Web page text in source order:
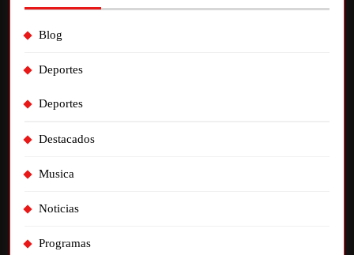
Blog
Deportes
Deportes
Destacados
Musica
Noticias
Programas